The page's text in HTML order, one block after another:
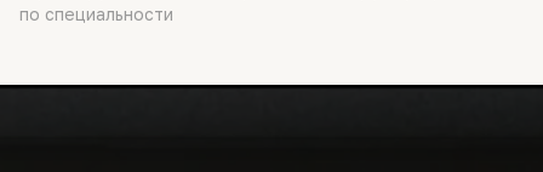
по специальности